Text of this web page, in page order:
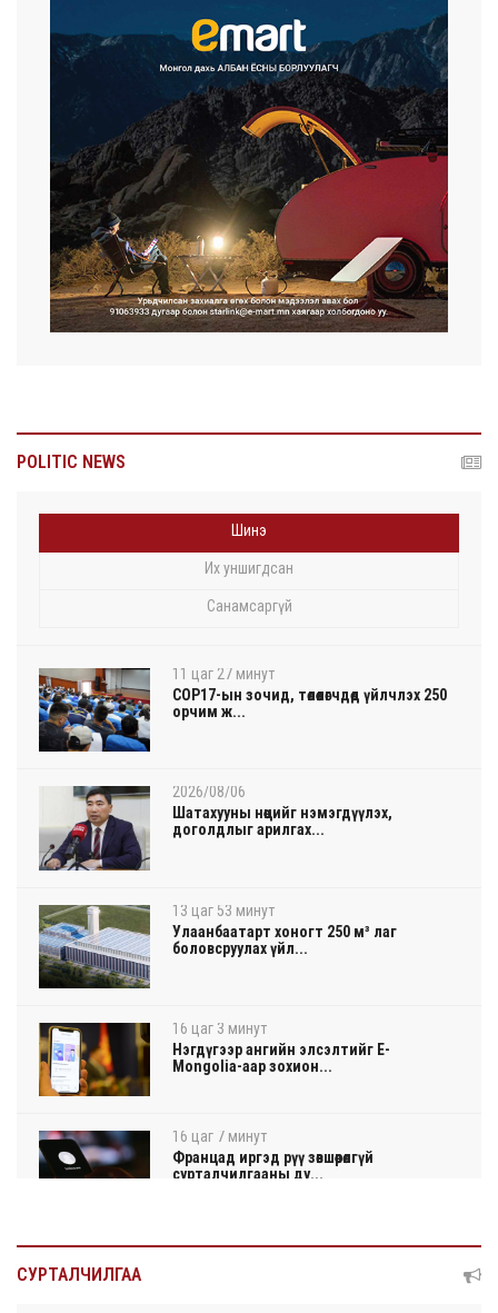
POLITIC NEWS
Шинэ
Их уншигдсан
Санамсаргүй
11 цаг 27 минут
COP17-ын зочид, төлөөлөгчдөд үйлчлэх 250
орчим ж...
2026/08/06
Шатахууны нөөцийг нэмэгдүүлэх,
доголдлыг арилгах...
13 цаг 53 минут
Улаанбаатарт хоногт 250 м³ лаг
боловсруулах үйл...
16 цаг 3 минут
Нэгдүгээр ангийн элсэлтийг E-
Mongolia-аар зохион...
16 цаг 7 минут
Францад иргэд рүү зөвшөөрөлгүй
сурталчилгааны ду...
16 цаг 11 минут
СУРТАЛЧИЛГАА